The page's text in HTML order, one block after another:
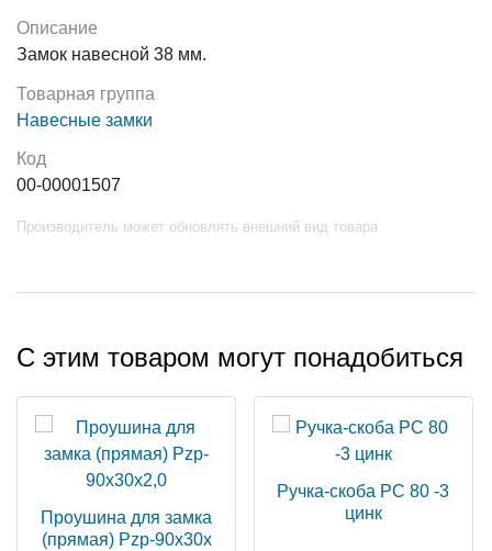
Описание
Замок навесной 38 мм.
Товарная группа
Навесные замки
Код
00-00001507
Производитель может обновлять внешний вид товара
С этим товаром могут понадобиться
Проушина для замка
(прямая) Pzp-90х30х
Ручка-скоба РС 80 -3
цинк